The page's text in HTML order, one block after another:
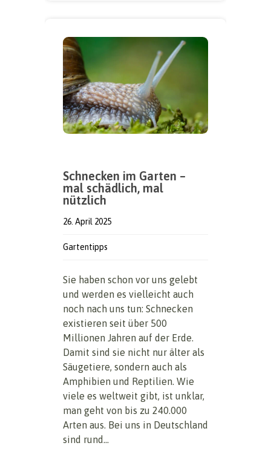
Schnecken im Garten –
mal schädlich, mal
nützlich
26. April 2025
Gartentipps
Sie haben schon vor uns gelebt
und werden es vielleicht auch
noch nach uns tun: Schnecken
existieren seit über 500
Millionen Jahren auf der Erde.
Damit sind sie nicht nur älter als
Säugetiere, sondern auch als
Amphibien und Reptilien. Wie
viele es weltweit gibt, ist unklar,
man geht von bis zu 240.000
Arten aus. Bei uns in Deutschland
sind rund...